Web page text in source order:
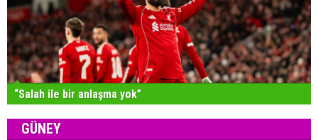
“Salah ile bir anlaşma yok”
GÜNEY